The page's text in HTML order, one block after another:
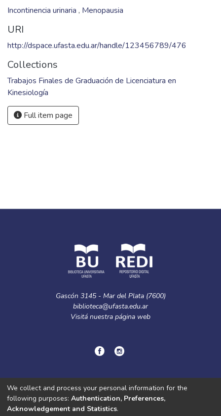
Incontinencia urinaria , Menopausia
URI
http://dspace.ufasta.edu.ar/handle/123456789/476
Collections
Trabajos Finales de Graduación de Licenciatura en
Kinesiología
Full item page
Gascón 3145 - Mar del Plata (7600)
biblioteca@ufasta.edu.ar
Visitá nuestra página web
© Copyright2024.Política de privacidad.
We collect and process your personal information for the
following purposes: Authentication, Preferences,
Acknowledgement and Statistics.